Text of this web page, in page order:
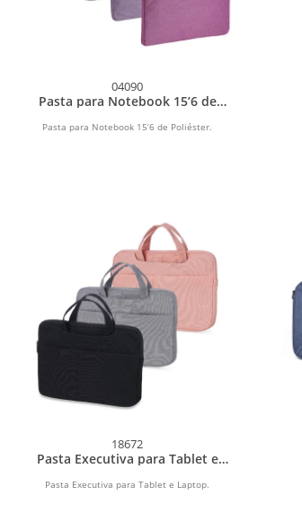
04090
Pasta para Notebook 15’6 de
Pasta para Notebook 15’6 de Poliéster.
18672
Pasta Executiva para Tablet e
Pasta Executiva para Tablet e Laptop.